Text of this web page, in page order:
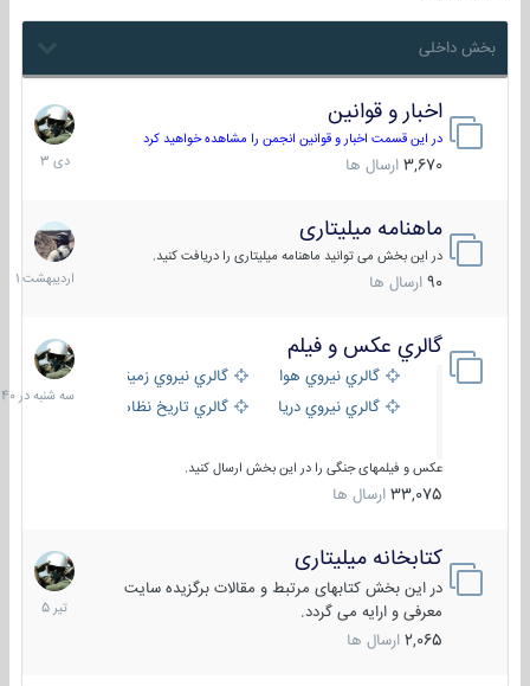
بخش داخلی
اخبار و قوانین
در این قسمت اخبار و قوانین انجمن را مشاهده خواهید کرد
3,670 ارسال ها
22
دی
1403
ماهنامه میلیتاری
در این بخش می توانید ماهنامه میلیتاری را دریافت کنید.
90 ارسال ها
30
1401
گالري عكس و فيلم
گالري نيروي هوايي
گالري نيروي زميني
گالري نيروي دريايي
گالري تاریخ نظامی
عکس و فیلمهای جنگی را در این بخش ارسال کنید.
33,075 ارسال ها
سه
شنبه
در
کتابخانه میلیتاری
در این بخش کتابهای مرتبط و مقالات برگزیده سایت
معرفی و ارایه می گردد.
2,065 ارسال ها
16
تیر
1405